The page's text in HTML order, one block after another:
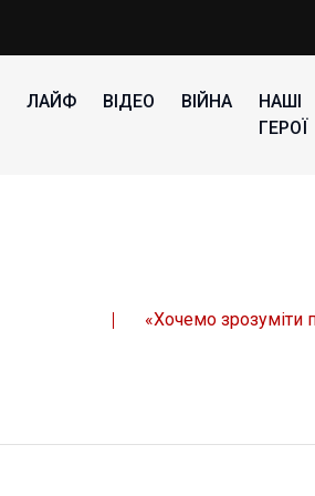
ЛАЙФ ВІДЕО ВІЙНА
НАШІ
ГЕРОЇ
«Хочемо зрозуміти